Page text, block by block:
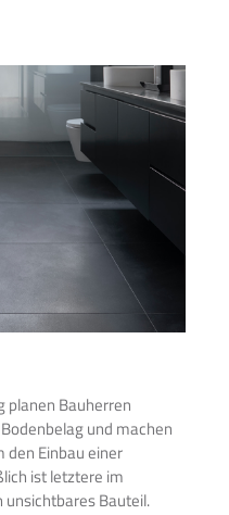
planen Bauherren
und machen
den Einbau einer
ist letztere im
unsichtbares Bauteil.